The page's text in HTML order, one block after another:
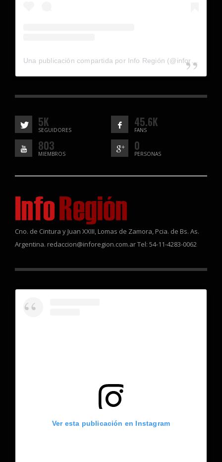
5K
SEGUIDORES
45.6K
FANS
803
MIEMBROS
0
PERSONAS
Cno. de Cintura y Juan XXIII, Lomas de Zamora, Pcia. de Bs. As.
Argentina. redaccion@inforegion.com.ar Tel: 54-11-4283-0062
Ver esta publicación en Instagram